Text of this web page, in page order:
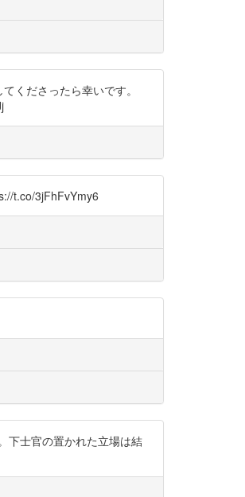
くださったら幸いです。
t.co/3jFhFvYmy6
下士官の置かれた立場は結